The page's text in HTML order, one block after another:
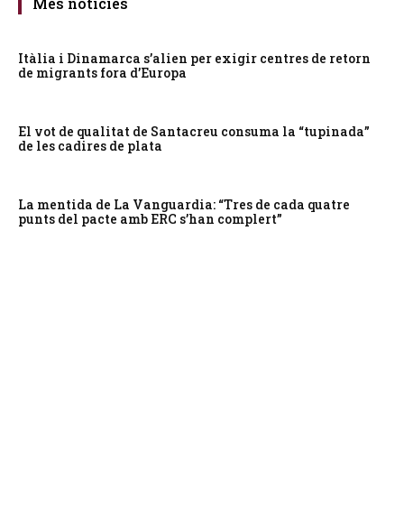
Itàlia i Dinamarca s’alien per exigir centres de retorn
de migrants fora d’Europa
El vot de qualitat de Santacreu consuma la “tupinada”
de les cadires de plata
La mentida de La Vanguardia: “Tres de cada quatre
punts del pacte amb ERC s’han complert”